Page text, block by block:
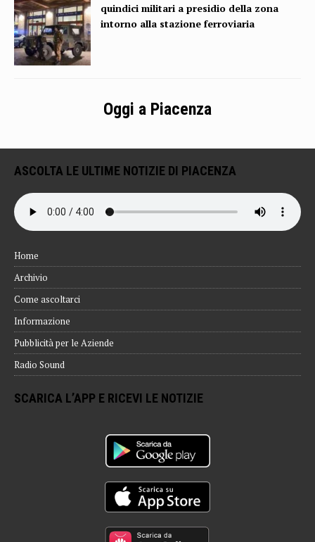
quindici militari a presidio della zona
intorno alla stazione ferroviaria
Oggi a Piacenza
ASCOLTA LE ULTIME NOTIZIE DI PIACENZA
Home
Archivio
Come ascoltarci
Informazione
Pubblicità per le Aziende
Radio Sound
SCARICA L’APP E RICEVI LE NOTIZIE